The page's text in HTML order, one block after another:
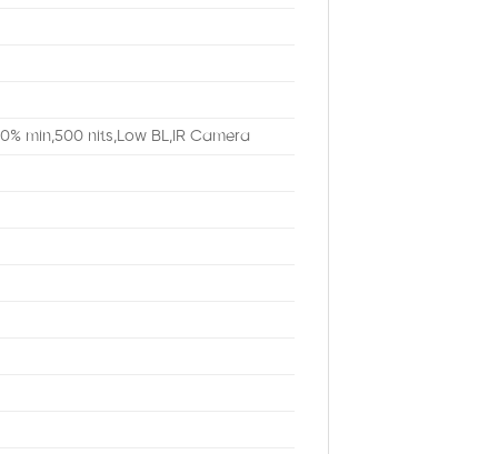
min,500 nits,Low BL,IR Camera